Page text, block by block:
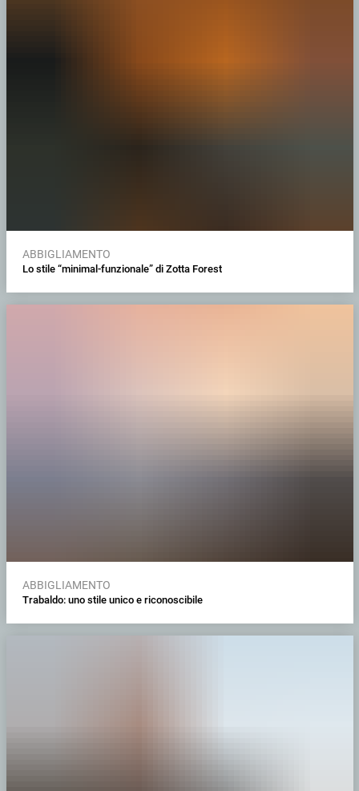
ABBIGLIAMENTO
Lo stile “minimal-funzionale” di Zotta Forest
ABBIGLIAMENTO
Trabaldo: uno stile unico e riconoscibile